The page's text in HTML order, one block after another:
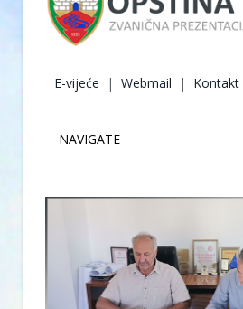
E-vijeće | Webmail | Kontakt
NAVIGATE